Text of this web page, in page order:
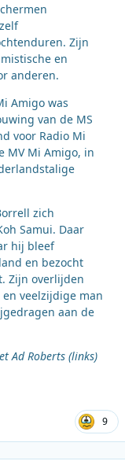
Zijn
en
anderen.
Amigo was
van de MS
voor Radio Mi
MV Mi Amigo, in
zich
Samui. Daar
hij bleef
en bezocht
Zijn overlijden
veelzijdige man
aan de
Ad Roberts (links)
9